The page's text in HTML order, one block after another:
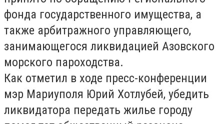
фонда государственного имущества, а
также арбитражного управляющего,
занимающегося ликвидацией Азовского
морского пароходства.
Как отметил в ходе пресс-конференции
мэр Мариуполя Юрий Хотлубей, убедить
ликвидатора передать жилье городу